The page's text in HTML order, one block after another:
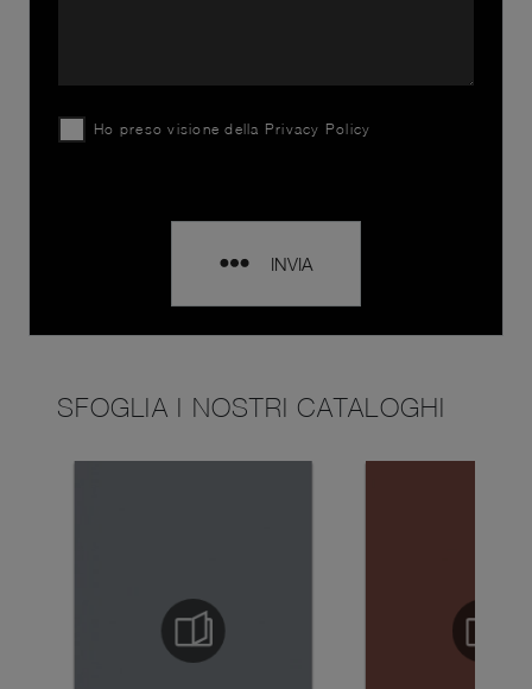
Ho preso visione della Privacy Policy
INVIA
SFOGLIA I NOSTRI CATALOGHI